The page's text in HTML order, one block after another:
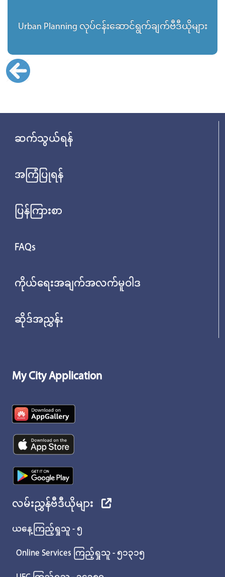
Urban Planning လုပ်ငန်းဆောင်ရွက်ချက်ဗီဒီယိုများ
ဆက်သွယ်ရန်
အကြံပြုရန်
ပြန်ကြားစာ
FAQs
ကိုယ်ရေးအချက်အလက်မူဝါဒ
ဆိုဒ်အညွှန်း
My City Application
လမ်းညွှန်ဗီဒီယိုများ
ယနေ့ကြည့်ရှုသူ - ၅
Online Services ကြည့်ရှုသူ - ၅၁၃၁၅